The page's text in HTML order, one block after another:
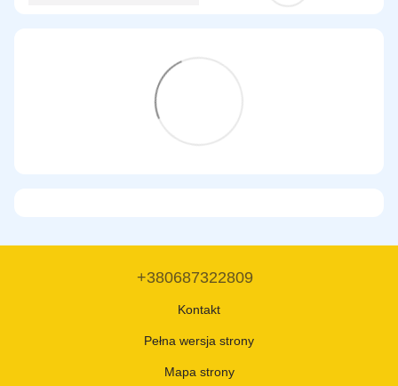
+380687322809
Kontakt
Pełna wersja strony
Mapa strony